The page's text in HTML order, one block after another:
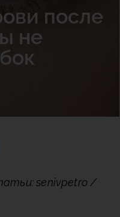
после
не
senivpetro /